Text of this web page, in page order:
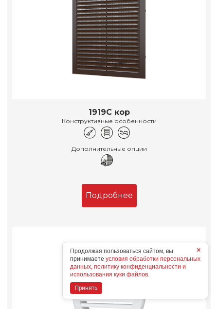
1919С кор
Конструктивные особенности
Дополнительные опции
Подробнее
×
Продолжая пользоваться сайтом, вы
принимаете условия обработки персональных
данных, политику конфиденциальности и
использования куки файлов.
Принять